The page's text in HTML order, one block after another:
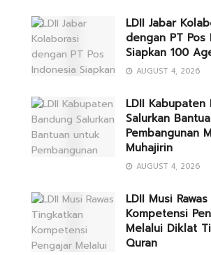
LDII Jabar
dengan PT Pos
Siapkan 100
AUGUST 4, 2026
LDII Kabupaten
Salurkan
Pembangunan
Muhajirin
AUGUST 4, 2026
LDII Musi
Kompetensi
Melalui Diklat
Quran